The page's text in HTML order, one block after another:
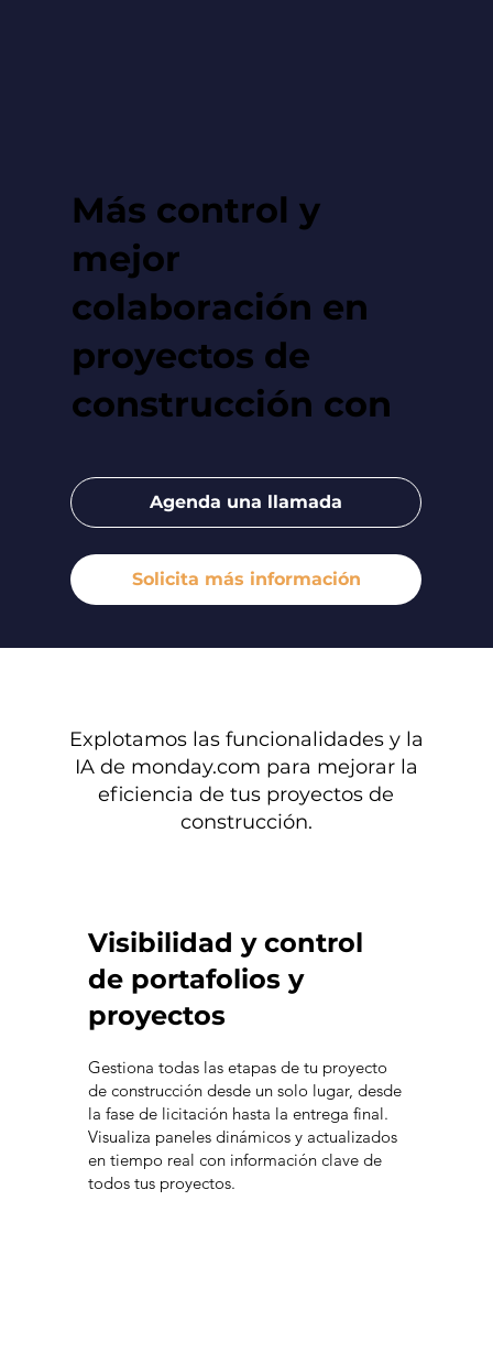
Más control y
mejor
colaboración en
proyectos de
construcción con
Agenda una llamada
Solicita más información
Explotamos las funcionalidades y la
IA de monday.com para mejorar la
eficiencia de tus proyectos de
construcción.
Visibilidad y control
de portafolios y
proyectos
Gestiona todas las etapas de tu proyecto
de construcción desde un solo lugar, desde
la fase de licitación hasta la entrega final.
Visualiza paneles dinámicos y actualizados
en tiempo real con información clave de
todos tus proyectos.